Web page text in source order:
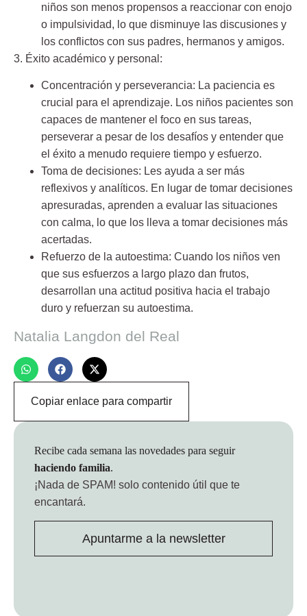
niños son menos propensos a reaccionar con enojo
o impulsividad, lo que disminuye las discusiones y
los conflictos con sus padres, hermanos y amigos.
3. Éxito académico y personal:
Concentración y perseverancia: La paciencia es
crucial para el aprendizaje. Los niños pacientes son
capaces de mantener el foco en sus tareas,
perseverar a pesar de los desafíos y entender que
el éxito a menudo requiere tiempo y esfuerzo.
Toma de decisiones: Les ayuda a ser más
reflexivos y analíticos. En lugar de tomar decisiones
apresuradas, aprenden a evaluar las situaciones
con calma, lo que los lleva a tomar decisiones más
acertadas.
Refuerzo de la autoestima: Cuando los niños ven
que sus esfuerzos a largo plazo dan frutos,
desarrollan una actitud positiva hacia el trabajo
duro y refuerzan su autoestima.
Natalia Langdon del Real
Copiar enlace para compartir
Recibe cada semana las novedades para seguir
haciendo familia.
¡Nada de SPAM! solo contenido útil que te
encantará.
Apuntarme a la newsletter